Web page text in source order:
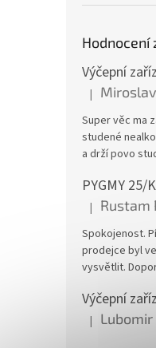
Hodnocení
Hodnocení
|
Super věc ma
studené
a drží povo
Hodnocení
| Rustam
Spokojenost.
prodejce byl
vysvětlit.
Hodnocení
|